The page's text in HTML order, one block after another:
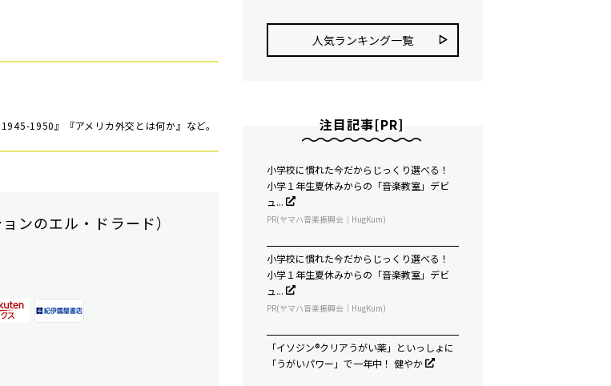
1950』『アメリカ外交とは何か』など。
ンのエル・ドラード）
人気ランキング⼀覧
注目記事[PR]
小学校に慣れた今だからじっくり選べる！
小学１年生夏休みからの「音楽教室」デビ
ュ...
PR(ヤマハ音楽振興会｜HugKum)
小学校に慣れた今だからじっくり選べる！
小学１年生夏休みからの「音楽教室」デビ
ュ...
PR(ヤマハ音楽振興会｜HugKum)
「イソジン®クリアうがい薬」といっしょに
「うがいパワー」で一年中！ 健やか